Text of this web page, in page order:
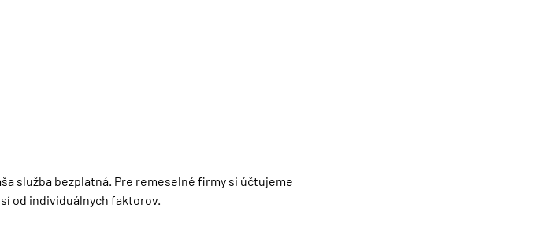
služba bezplatná. Pre remeselné firmy si účtujeme
od individuálnych faktorov.